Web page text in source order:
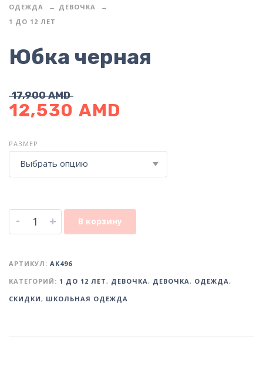
ОДЕЖДА
ДЕВОЧКА
1 ДО 12 ЛЕТ
Юбка черная
17,900AMD
12,530 AMD
РАЗМЕР
Выбрать опцию
- + В корзину
АРТИКУЛ: AK496
КАТЕГОРИЙ: 1 ДО 12 ЛЕТ, ДЕВОЧКА, ДЕВОЧКА, ОДЕЖДА,
СКИДКИ, ШКОЛЬНАЯ ОДЕЖДА